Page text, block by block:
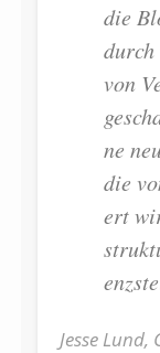
die
durch
von
ne
die
ert
Jesse